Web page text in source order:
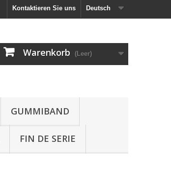
Deutsch
Kontaktieren Sie uns
Warenkorb (Leer)
GUMMIBAND
FIN DE SERIE